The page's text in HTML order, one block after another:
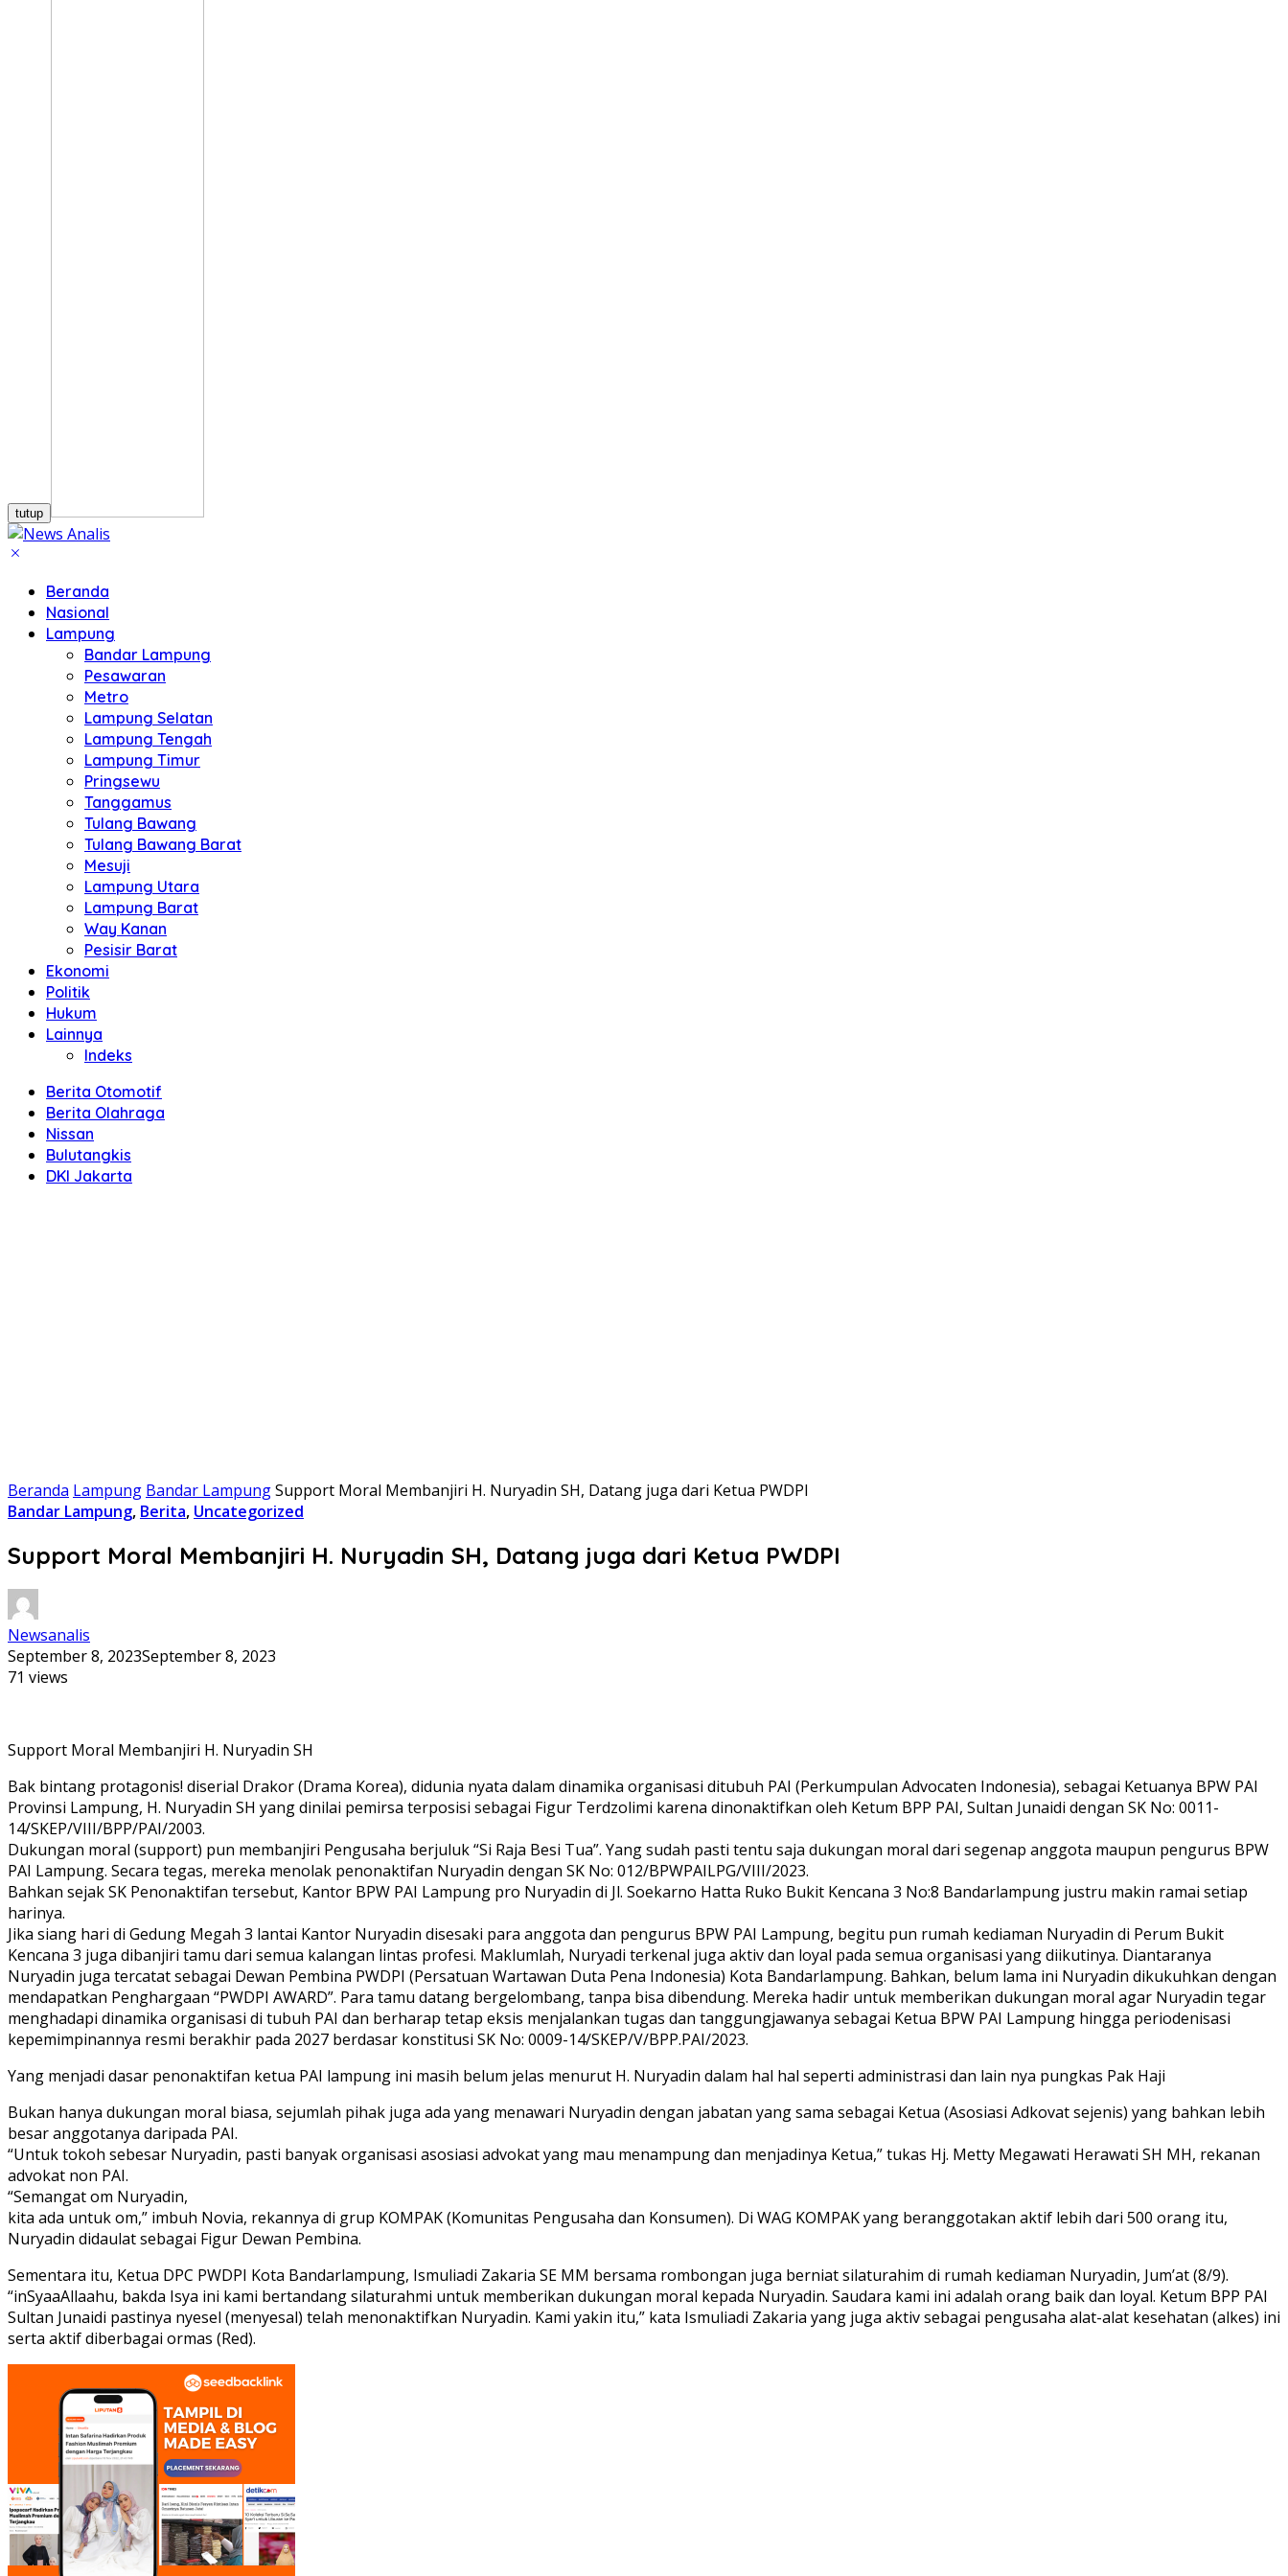
tutup
Beranda
Nasional
Lampung
Bandar Lampung
Pesawaran
Metro
Lampung Selatan
Lampung Tengah
Lampung Timur
Pringsewu
Tanggamus
Tulang Bawang
Tulang Bawang Barat
Mesuji
Lampung Utara
Lampung Barat
Way Kanan
Pesisir Barat
Ekonomi
Politik
Hukum
Lainnya
Indeks
Berita Otomotif
Berita Olahraga
Nissan
Bulutangkis
DKI Jakarta
Beranda Lampung Bandar LampungSupport Moral Membanjiri H. Nuryadin SH, Datang juga dari Ketua PWDPI
Bandar Lampung, Berita, Uncategorized
Support Moral Membanjiri H. Nuryadin SH, Datang juga dari Ketua PWDPI
Newsanalis
September 8, 2023September 8, 2023
71 views
Support Moral Membanjiri H. Nuryadin SH
Bak bintang protagonis! diserial Drakor (Drama Korea), didunia nyata dalam dinamika organisasi ditubuh PAI (Perkumpulan Advocaten Indonesia), sebagai Ketuanya BPW PAI
Provinsi Lampung, H. Nuryadin SH yang dinilai pemirsa terposisi sebagai Figur Terdzolimi karena dinonaktifkan oleh Ketum BPP PAI, Sultan Junaidi dengan SK No: 0011-
14/SKEP/VIII/BPP/PAI/2003.
Dukungan moral (support) pun membanjiri Pengusaha berjuluk “Si Raja Besi Tua”. Yang sudah pasti tentu saja dukungan moral dari segenap anggota maupun pengurus BPW
PAI Lampung. Secara tegas, mereka menolak penonaktifan Nuryadin dengan SK No: 012/BPWPAILPG/VIII/2023.
Bahkan sejak SK Penonaktifan tersebut, Kantor BPW PAI Lampung pro Nuryadin di Jl. Soekarno Hatta Ruko Bukit Kencana 3 No:8 Bandarlampung justru makin ramai setiap
harinya.
Jika siang hari di Gedung Megah 3 lantai Kantor Nuryadin disesaki para anggota dan pengurus BPW PAI Lampung, begitu pun rumah kediaman Nuryadin di Perum Bukit
Kencana 3 juga dibanjiri tamu dari semua kalangan lintas profesi. Maklumlah, Nuryadi terkenal juga aktiv dan loyal pada semua organisasi yang diikutinya. Diantaranya
Nuryadin juga tercatat sebagai Dewan Pembina PWDPI (Persatuan Wartawan Duta Pena Indonesia) Kota Bandarlampung. Bahkan, belum lama ini Nuryadin dikukuhkan dengan
mendapatkan Penghargaan “PWDPI AWARD”. Para tamu datang bergelombang, tanpa bisa dibendung. Mereka hadir untuk memberikan dukungan moral agar Nuryadin tegar
menghadapi dinamika organisasi di tubuh PAI dan berharap tetap eksis menjalankan tugas dan tanggungjawanya sebagai Ketua BPW PAI Lampung hingga periodenisasi
kepemimpinannya resmi berakhir pada 2027 berdasar konstitusi SK No: 0009-14/SKEP/V/BPP.PAI/2023.
Yang menjadi dasar penonaktifan ketua PAI lampung ini masih belum jelas menurut H. Nuryadin dalam hal hal seperti administrasi dan lain nya pungkas Pak Haji
Bukan hanya dukungan moral biasa, sejumlah pihak juga ada yang menawari Nuryadin dengan jabatan yang sama sebagai Ketua (Asosiasi Adkovat sejenis) yang bahkan lebih
besar anggotanya daripada PAI.
“Untuk tokoh sebesar Nuryadin, pasti banyak organisasi asosiasi advokat yang mau menampung dan menjadinya Ketua,” tukas Hj. Metty Megawati Herawati SH MH, rekanan
advokat non PAI.
“Semangat om Nuryadin,
kita ada untuk om,” imbuh Novia, rekannya di grup KOMPAK (Komunitas Pengusaha dan Konsumen). Di WAG KOMPAK yang beranggotakan aktif lebih dari 500 orang itu,
Nuryadin didaulat sebagai Figur Dewan Pembina.
Sementara itu, Ketua DPC PWDPI Kota Bandarlampung, Ismuliadi Zakaria SE MM bersama rombongan juga berniat silaturahim di rumah kediaman Nuryadin, Jum’at (8/9).
“inSyaaAllaahu, bakda Isya ini kami bertandang silaturahmi untuk memberikan dukungan moral kepada Nuryadin. Saudara kami ini adalah orang baik dan loyal. Ketum BPP PAI
Sultan Junaidi pastinya nyesel (menyesal) telah menonaktifkan Nuryadin. Kami yakin itu,” kata Ismuliadi Zakaria yang juga aktiv sebagai pengusaha alat-alat kesehatan (alkes) ini
serta aktif diberbagai ormas (Red).